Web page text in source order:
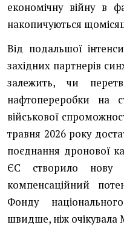
економічну війну в
накопичуються
Від подальшої
західних партнерів
залежить, чи
нафтопереробки на
військової
травня 2026 року
поєднання дронової
ЄС створило нову
компенсаційний
Фонду
швидше, ніж очікувала